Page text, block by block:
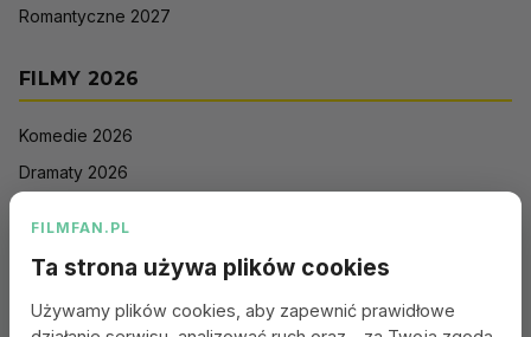
Romantyczne 2027
FILMY 2026
Komedie 2026
Dramaty 2026
Sci-Fi 2026
FILMFAN.PL
Ta strona używa plików cookies
Używamy plików cookies, aby zapewnić prawidłowe